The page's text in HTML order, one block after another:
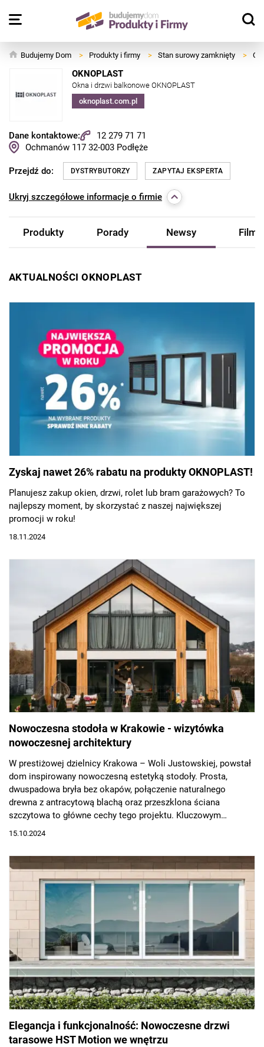
Budujemy Dom > Produkty i firmy > Stan surowy zamknięty >
OKNOPLAST
Okna i drzwi balkonowe OKNOPLAST
oknoplast.com.pl
Dane kontaktowe:
12 279 71 71
Ochmanów 117 32-003 Podłęże
Przejdź do: DYSTRYBUTORZY ZAPYTAJ EKSPERTA
Ukryj szczegółowe informacje o firmie
Produkty Porady Newsy Filmy
AKTUALNOŚCI OKNOPLAST
Zyskaj nawet 26% rabatu na produkty OKNOPLAST!
Planujesz zakup okien, drzwi, rolet lub bram garażowych? To
najlepszy moment, by skorzystać z naszej największej
promocji w roku!
18.11.2024
Nowoczesna stodoła w Krakowie - wizytówka
nowoczesnej architektury
W prestiżowej dzielnicy Krakowa – Woli Justowskiej, powstał
dom inspirowany nowoczesną estetyką stodoły. Prosta,
dwuspadowa bryła bez okapów, połączenie naturalnego
drewna z antracytową blachą oraz przeszklona ściana
szczytowa to główne cechy tego projektu. Kluczowym
elementem jest imponujące przeszklenie, które nie tylko
także wprowadza do wnętrz mnóstwo naturalnego światła. Za
realizację tej ściany odpowiadały produkty renomowanych
marek OKNOPLAST i ALUHAUS.
15.10.2024
Elegancja i funkcjonalność: Nowoczesne drzwi
tarasowe HST Motion we wnętrzu